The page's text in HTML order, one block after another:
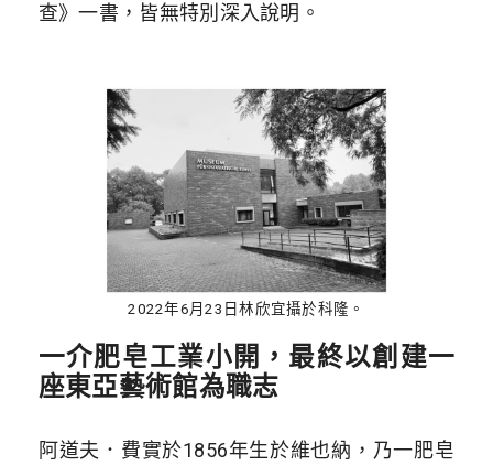
查》一書，皆無特別深入說明。
2022年6月23日林欣宜攝於科隆。
一介肥皂工業小開，最終以創建一
座東亞藝術館為職志
阿道夫．費實於1856年生於維也納，乃一肥皂